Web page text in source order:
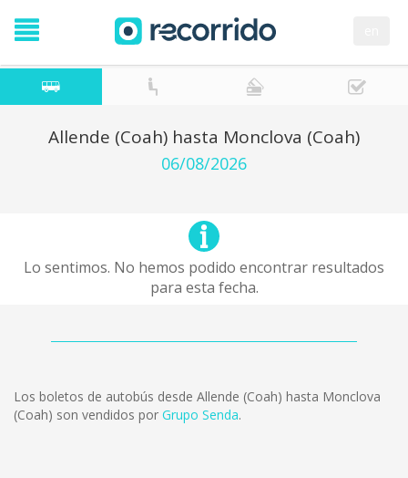
Allende (Coah) hasta Monclova (Coah)
06/08/2026
Lo sentimos. No hemos podido encontrar resultados
para esta fecha.
Los boletos de autobús desde Allende (Coah) hasta Monclova
(Coah) son vendidos por Grupo Senda.